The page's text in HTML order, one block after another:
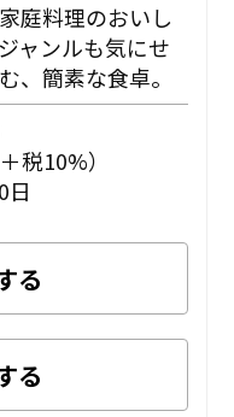
庭料理のおいし
ャンルも気にせ
、簡素な食卓。
税10%）
日
る
る